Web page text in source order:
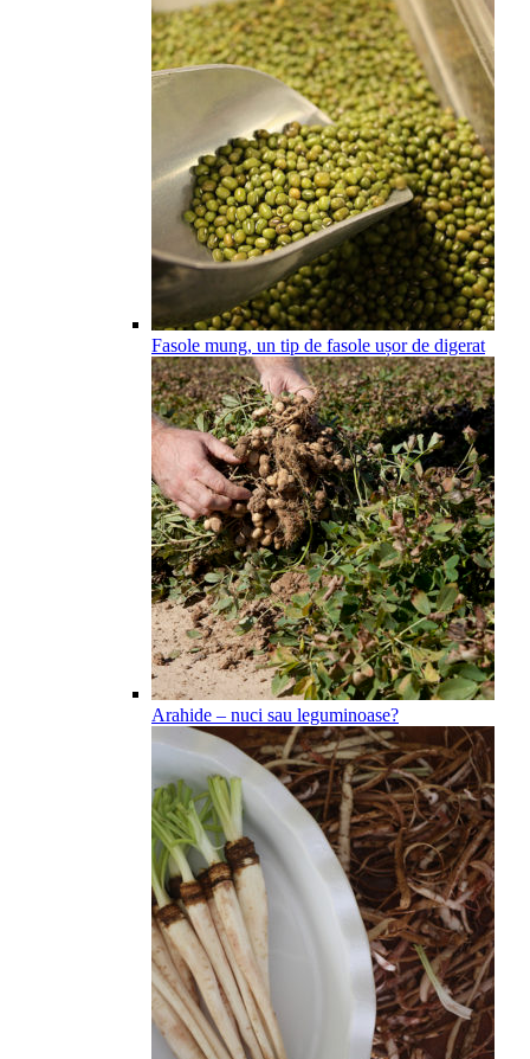
Fasole mung, un tip de fasole ușor de digerat
Arahide – nuci sau leguminoase?